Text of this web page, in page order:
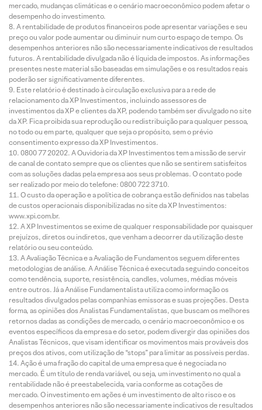
mercado, mudanças climáticas e o cenário macroeconômico podem afetar o
desempenho do investimento.
A rentabilidade de produtos financeiros pode apresentar variações e seu
preço ou valor pode aumentar ou diminuir num curto espaço de tempo. Os
desempenhos anteriores não são necessariamente indicativos de resultados
futuros. A rentabilidade divulgada não é líquida de impostos. As informações
presentes neste material são baseadas em simulações e os resultados reais
poderão ser significativamente diferentes.
Este relatório é destinado à circulação exclusiva para a rede de
relacionamento da XP Investimentos, incluindo assessores de
investimentos da XP e clientes da XP, podendo também ser divulgado no site
da XP. Fica proibida sua reprodução ou redistribuição para qualquer pessoa,
no todo ou em parte, qualquer que seja o propósito, sem o prévio
consentimento expresso da XP Investimentos.
0800 77 20202. A Ouvidoria da XP Investimentos tem a missão de servir
de canal de contato sempre que os clientes que não se sentirem satisfeitos
com as soluções dadas pela empresa aos seus problemas. O contato pode
ser realizado por meio do telefone: 0800 722 3710.
O custo da operação e a política de cobrança estão definidos nas tabelas
de custos operacionais disponibilizadas no site da XP Investimentos:
www.xpi.com.br.
A XP Investimentos se exime de qualquer responsabilidade por quaisquer
prejuízos, diretos ou indiretos, que venham a decorrer da utilização deste
relatório ou seu conteúdo.
A Avaliação Técnica e a Avaliação de Fundamentos seguem diferentes
metodologias de análise. A Análise Técnica é executada seguindo conceitos
como tendência, suporte, resistência, candles, volumes, médias móveis
entre outros. Já a Análise Fundamentalista utiliza como informação os
resultados divulgados pelas companhias emissoras e suas projeções. Desta
forma, as opiniões dos Analistas Fundamentalistas, que buscam os melhores
retornos dadas as condições de mercado, o cenário macroeconômico e os
eventos específicos da empresa e do setor, podem divergir das opiniões dos
Analistas Técnicos, que visam identificar os movimentos mais prováveis dos
preços dos ativos, com utilização de “stops” para limitar as possíveis perdas.
Ação é uma fração do capital de uma empresa que é negociada no
mercado. É um título de renda variável, ou seja, um investimento no qual a
rentabilidade não é preestabelecida, varia conforme as cotações de
mercado. O investimento em ações é um investimento de alto risco e os
desempenhos anteriores não são necessariamente indicativos de resultados